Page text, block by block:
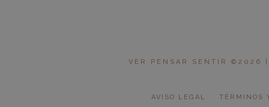
VER PENSAR SENTIR ©2026 |
AVISO LEGAL TÉRMINOS